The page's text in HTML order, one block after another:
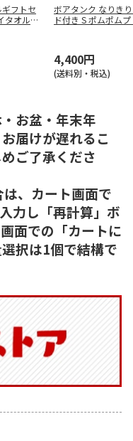
フトセ
タオル・
ボアタンク なりき
ド付き S ポムポム
4,400円
(送料別・税込)
お盆・年末年
届けが遅れるこ
ご了承くださ
、カート画面で
力し「再計算」ボ
面での「カートに
択は1個で結構で